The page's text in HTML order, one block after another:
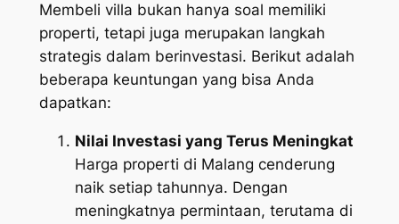
Membeli villa bukan hanya soal memiliki
properti, tetapi juga merupakan langkah
strategis dalam berinvestasi. Berikut adalah
beberapa keuntungan yang bisa Anda
dapatkan:
Nilai Investasi yang Terus Meningkat
Harga properti di Malang cenderung
naik setiap tahunnya. Dengan
meningkatnya permintaan, terutama di